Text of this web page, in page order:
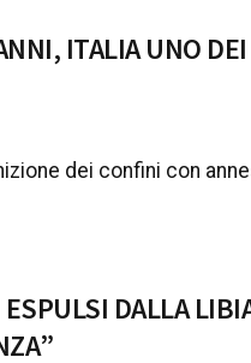
ITALIA UNO
dei confini con
DALLA